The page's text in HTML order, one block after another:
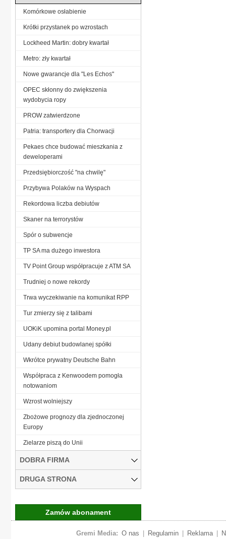
Komórkowe osłabienie
Krótki przystanek po wzrostach
Lockheed Martin: dobry kwartał
Metro: zły kwartał
Nowe gwarancje dla "Les Echos"
OPEC skłonny do zwiększenia
wydobycia ropy
PROW zatwierdzone
Patria: transportery dla Chorwacji
Pekaes chce budować mieszkania z
deweloperami
Przedsiębiorczość "na chwilę"
Przybywa Polaków na Wyspach
Rekordowa liczba debiutów
Skaner na terrorystów
Spór o subwencje
TP SA ma dużego inwestora
TV Point Group współpracuje z ATM SA
Trudniej o nowe rekordy
Trwa wyczekiwanie na komunikat RPP
Tur zmierzy się z talibami
UOKiK upomina portal Money.pl
Udany debiut budowlanej spółki
Wkrótce prywatny Deutsche Bahn
Współpraca z Kenwoodem pomogła
notowaniom
Wzrost wolniejszy
Zbożowe prognozy dla zjednoczonej
Europy
Zielarze piszą do Unii
DOBRA FIRMA
DRUGA STRONA
Zamów abonament
Gremi Media: O nas Regulamin Reklama